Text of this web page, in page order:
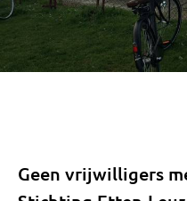
Geen vrijwilligers